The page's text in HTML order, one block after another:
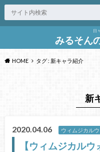
日
みるそん
HOME タグ : 新キャラ紹介
新
2020.04.06 ウィムジカル
【ウィムジカル